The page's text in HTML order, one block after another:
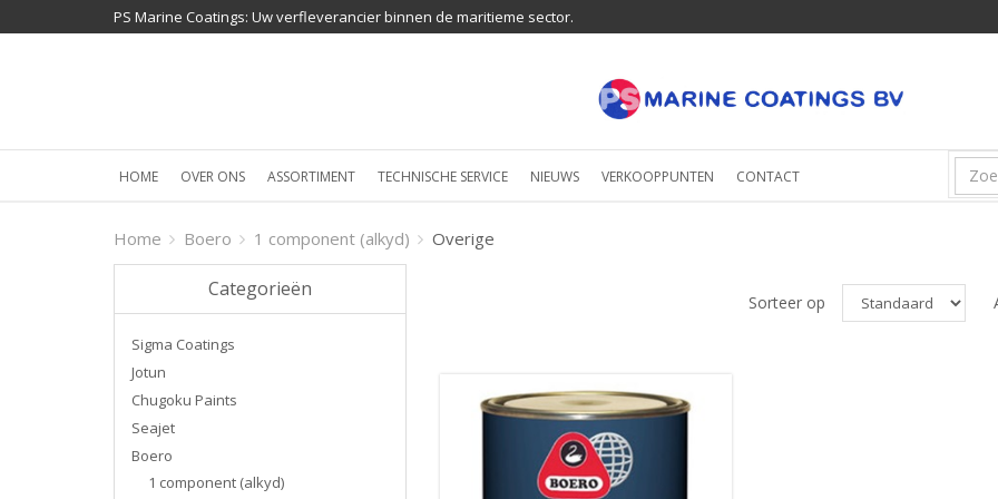
PS Marine Coatings: Uw verfleverancier binnen de maritieme sector.
HOME OVER ONS ASSORTIMENT TECHNISCHE SERVICE NIEUWS VERKOOPPUNTEN CONTACT
Home Boero 1 component (alkyd) Overige
Categorieën
Sigma Coatings
Jotun
Chugoku Paints
Seajet
Boero
1 component (alkyd)
Sorteer op